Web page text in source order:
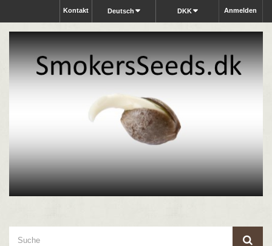
Anmelden
DKK
Deutsch
Kontakt